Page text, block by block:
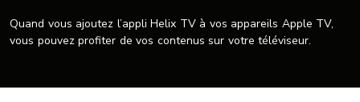
Quand vous ajoutez l’appli Helix TV à vos appareils Apple TV,
vous pouvez profiter de vos contenus sur votre téléviseur.